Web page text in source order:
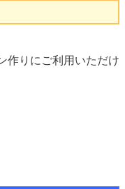
作りにご利用いただけ